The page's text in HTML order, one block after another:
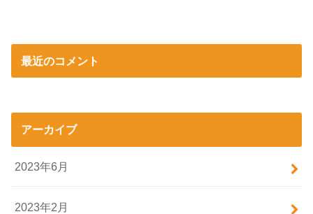
最近のコメント
アーカイブ
2023年6月
2023年2月